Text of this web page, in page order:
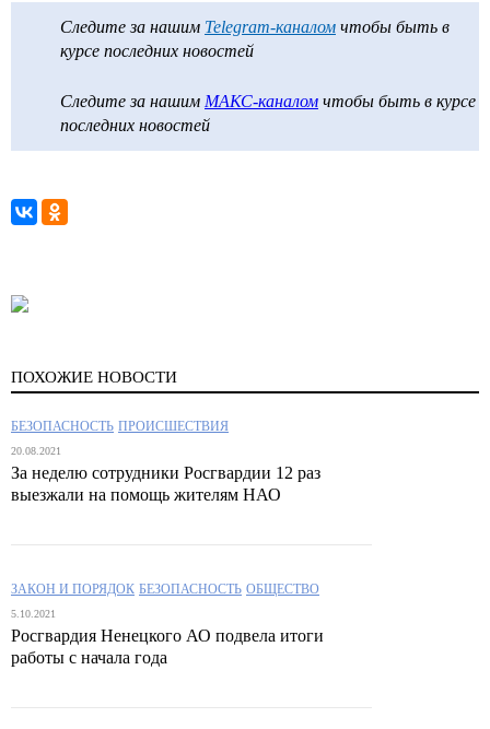
Следите за нашим Telegram-каналом чтобы быть в
курсе последних новостей
Следите за нашим МАКС-каналом чтобы быть в курсе
последних новостей
ПОХОЖИЕ НОВОСТИ
БЕЗОПАСНОСТЬ ПРОИСШЕСТВИЯ
20.08.2021
За неделю сотрудники Росгвардии 12 раз
выезжали на помощь жителям НАО
ЗАКОН И ПОРЯДОК БЕЗОПАСНОСТЬ ОБЩЕСТВО
5.10.2021
Росгвардия Ненецкого АО подвела итоги
работы с начала года